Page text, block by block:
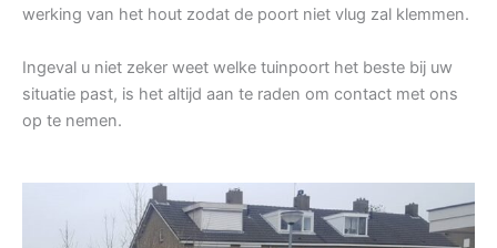
werking van het hout zodat de poort niet vlug zal klemmen.
Ingeval u niet zeker weet welke tuinpoort het beste bij uw
situatie past, is het altijd aan te raden om contact met ons
op te nemen.